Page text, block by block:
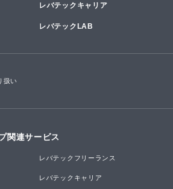
レバテックキャリア
レバテックLAB
扱い
関連サービス
レバテックフリーランス
レバテックキャリア